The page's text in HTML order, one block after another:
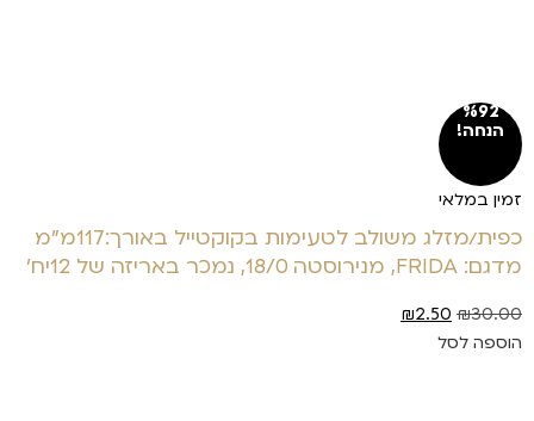
%92
הנחה!
זמין במלאי
כפית/מזלג משולב לטעימות בקוקטייל באורך:117מ"מ
מדגם: FRIDA, מנירוסטה 18/0, נמכר באריזה של 12יח'
₪30.00
₪2.50
הוספה לסל